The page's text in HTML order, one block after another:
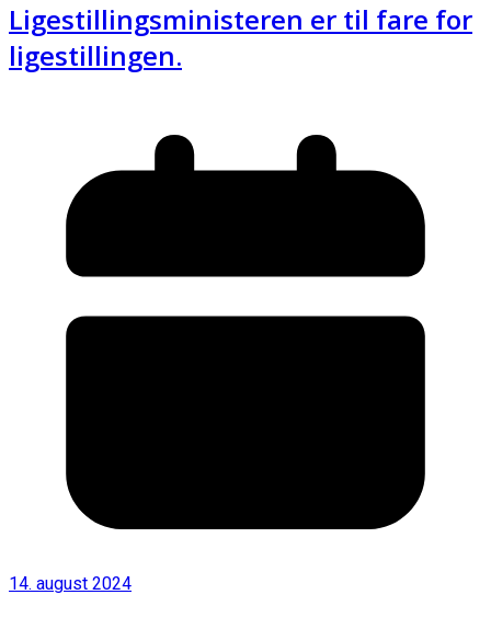
Ligestillingsministeren er til fare for
ligestillingen.
14. august 2024